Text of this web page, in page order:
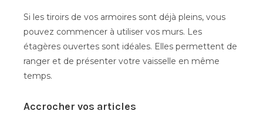
Si les tiroirs de vos armoires sont déjà pleins, vous
pouvez commencer à utiliser vos murs. Les
étagères ouvertes sont idéales. Elles permettent de
ranger et de présenter votre vaisselle en même
temps.
Accrocher vos articles